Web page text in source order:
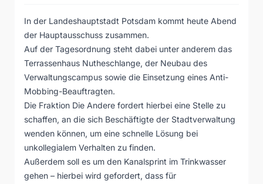
In der Landeshauptstadt Potsdam kommt heute Abend
der Hauptausschuss zusammen.
Auf der Tagesordnung steht dabei unter anderem das
Terrassenhaus Nutheschlange, der Neubau des
Verwaltungscampus sowie die Einsetzung eines Anti-
Mobbing-Beauftragten.
Die Fraktion Die Andere fordert hierbei eine Stelle zu
schaffen, an die sich Beschäftigte der Stadtverwaltung
wenden können, um eine schnelle Lösung bei
unkollegialem Verhalten zu finden.
Außerdem soll es um den Kanalsprint im Trinkwasser
gehen – hierbei wird gefordert, dass für